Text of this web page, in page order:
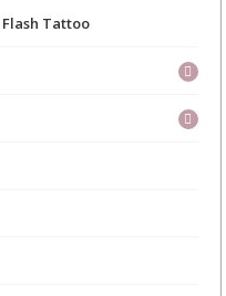
Tattoo